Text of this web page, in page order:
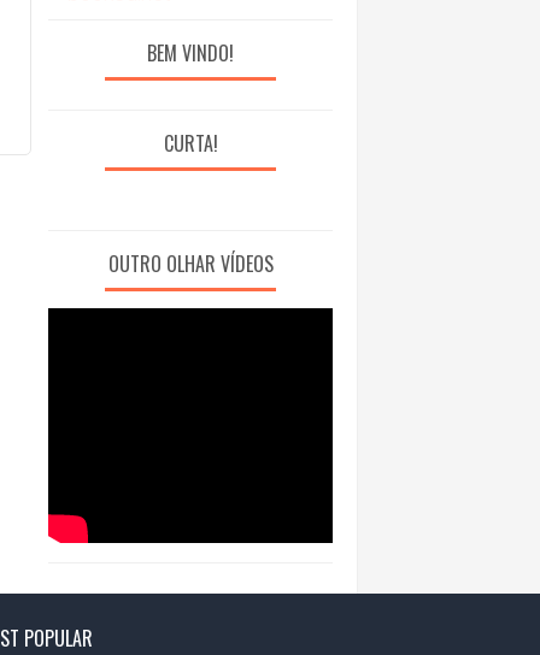
BEM VINDO!
CURTA!
OUTRO OLHAR VÍDEOS
POPULAR